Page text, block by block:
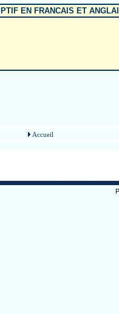
EN FRANCAIS ET
Accueil